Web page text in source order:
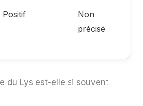
Positif
Non
précisé
du Lys est-elle si souvent